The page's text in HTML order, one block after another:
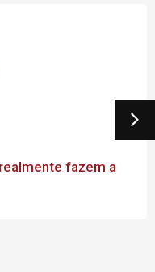
fazem a